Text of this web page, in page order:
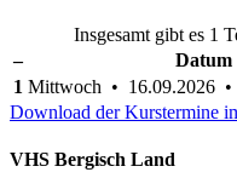
Insgesamt gibt es 1
–
Datum
1 Mittwoch • 16.09.2026 •
Download der Kurstermine
VHS Bergisch Land